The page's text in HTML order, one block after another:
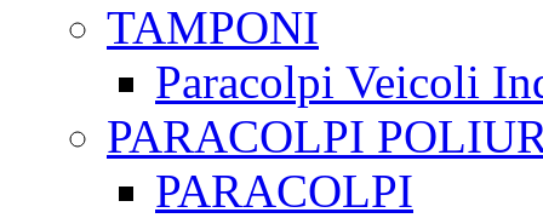
TAMPONI
Paracolpi Veicoli
PARACOLPI
PARACOLPI